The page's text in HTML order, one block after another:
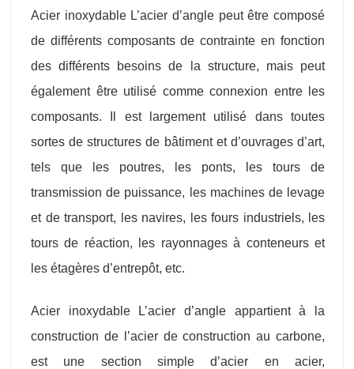
Acier inoxydable équilatéral laminé à chaud
Spécifications en acier d’angle pour 2 # -20 #.
Acier inoxydable L’acier d’angle peut être composé
de différents composants de contrainte en fonction
des différents besoins de la structure, mais peut
également être utilisé comme connexion entre les
composants. Il est largement utilisé dans toutes
sortes de structures de bâtiment et d’ouvrages d’art,
tels que les poutres, les ponts, les tours de
transmission de puissance, les machines de levage
et de transport, les navires, les fours industriels, les
tours de réaction, les rayonnages à conteneurs et
les étagères d’entrepôt, etc.
Acier inoxydable L’acier d’angle appartient à la
construction de l’acier de construction au carbone,
est une section simple d’acier en acier,